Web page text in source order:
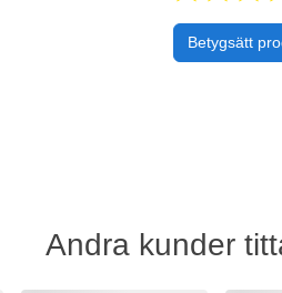
Betygsätt
Andra kunder